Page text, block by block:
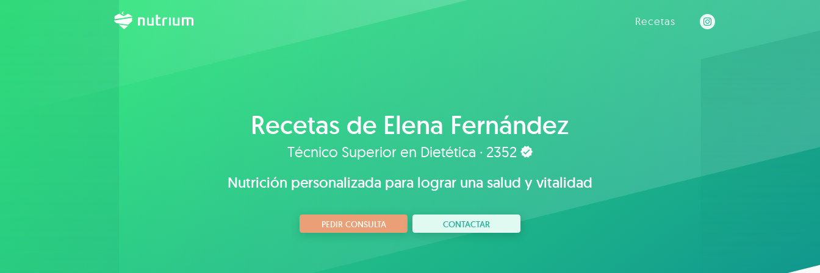
Recetas
Recetas de Elena Fernández
Técnico Superior en Dietética · 2352
Nutrición personalizada para lograr una salud y vitalidad
PEDIR CONSULTA CONTACTAR